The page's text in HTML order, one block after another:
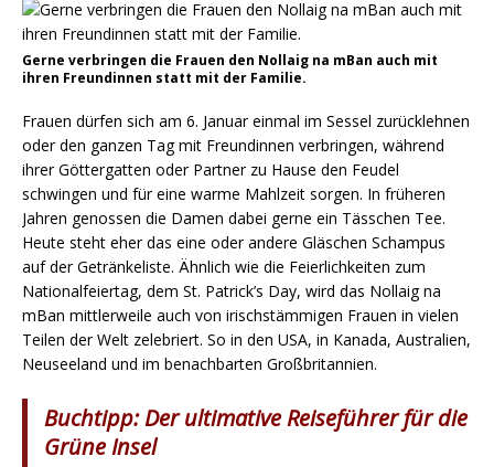
Gerne verbringen die Frauen den Nollaig na mBan auch mit
ihren Freundinnen statt mit der Familie.
Frauen dürfen sich am 6. Januar einmal im Sessel zurücklehnen
oder den ganzen Tag mit Freundinnen verbringen, während
ihrer Göttergatten oder Partner zu Hause den Feudel
schwingen und für eine warme Mahlzeit sorgen. In früheren
Jahren genossen die Damen dabei gerne ein Tässchen Tee.
Heute steht eher das eine oder andere Gläschen Schampus
auf der Getränkeliste. Ähnlich wie die Feierlichkeiten zum
Nationalfeiertag, dem St. Patrick’s Day, wird das Nollaig na
mBan mittlerweile auch von irischstämmigen Frauen in vielen
Teilen der Welt zelebriert. So in den USA, in Kanada, Australien,
Neuseeland und im benachbarten Großbritannien.
Buchtipp: Der ultimative Reiseführer für die
Grüne Insel